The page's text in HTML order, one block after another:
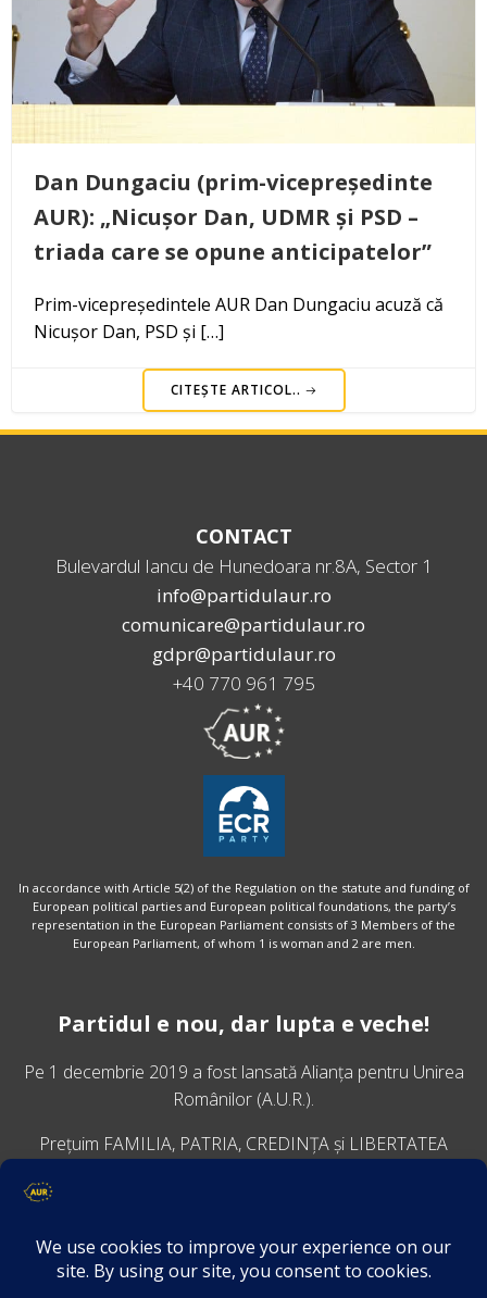
Dan Dungaciu (prim-vicepreședinte
AUR): „Nicușor Dan, UDMR și PSD –
triada care se opune anticipatelor”
Prim-vicepreședintele AUR Dan Dungaciu acuză că
Nicușor Dan, PSD și […]
CITEȘTE ARTICOL..
CONTACT
Bulevardul Iancu de Hunedoara nr.8A, Sector 1
info@partidulaur.ro
comunicare@partidulaur.ro
gdpr@partidulaur.ro
+40 770 961 795
In accordance with Article 5(2) of the Regulation on the statute and funding of
European political parties and European political foundations, the party’s
representation in the European Parliament consists of 3 Members of the
European Parliament, of whom 1 is woman and 2 are men.
Partidul e nou, dar lupta e veche!
Pe 1 decembrie 2019 a fost lansatăAlianța pentru Unirea
Românilor (A.U.R.).
Prețuim FAMILIA, PATRIA, CREDINȚA și LIBERTATEA
VINO ALĂTURI DE NOI